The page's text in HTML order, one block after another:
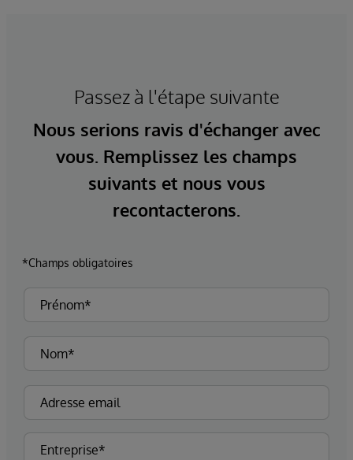
Passez à l'étape suivante
Nous serions ravis d'échanger avec
vous. Remplissez les champs
suivants et nous vous
recontacterons.
*Champs obligatoires